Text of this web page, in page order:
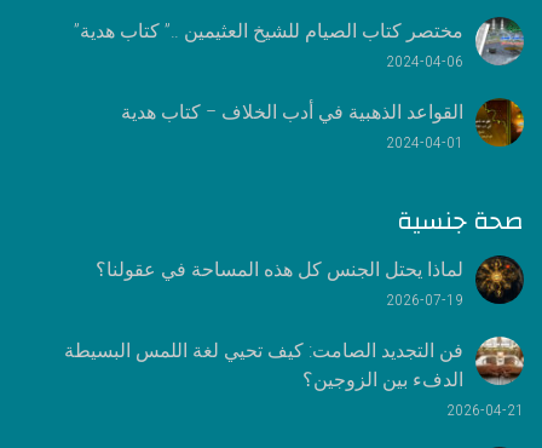
مختصر كتاب الصيام للشيخ العثيمين ..” كتاب هدية”
2024-04-06
القواعد الذهبية في أدب الخلاف – كتاب هدية
2024-04-01
صحة جنسية
لماذا يحتل الجنس كل هذه المساحة في عقولنا؟
2026-07-19
فن التجديد الصامت: كيف تحيي لغة اللمس البسيطة
الدفء بين الزوجين؟
2026-04-21